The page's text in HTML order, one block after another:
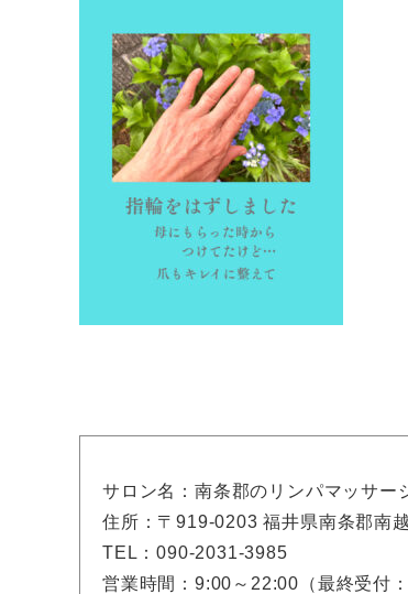
サロン名：南条郡のリンパマッサ
住所：〒919-0203 福井県南条郡南
TEL：090-2031-3985
営業時間：9:00～22:00（最終受付